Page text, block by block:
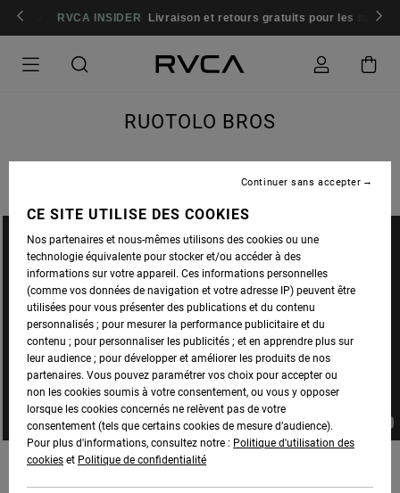
Livraison et retours gratuits pour les membres Se
RUOTOLO BROS
CE SITE UTILISE DES COOKIES
Nos partenaires et nous-mêmes utilisons des cookies ou une
technologie équivalente pour stocker et/ou accéder à des
informations sur votre appareil. Ces informations personnelles
(comme vos données de navigation et votre adresse IP) peuvent être
utilisées pour vous présenter des publications et du contenu
personnalisés ; pour mesurer la performance publicitaire et du
contenu ; pour personnaliser les publicités ; et en apprendre plus sur
leur audience ; pour développer et améliorer les produits de nos
partenaires. Vous pouvez paramétrer vos choix pour accepter ou
non les cookies soumis à votre consentement, ou vous y opposer
lorsque les cookies concernés ne relèvent pas de votre
consentement (tels que certains cookies de mesure d’audience).
Pour plus d'informations, consultez notre : Politique d'utilisation des
cookies et Politique de confidentialité
Continuer sans accepter